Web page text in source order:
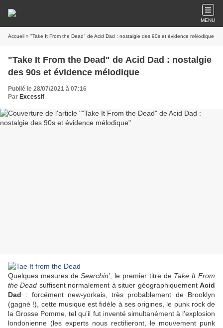
MENU
Accueil » "Take It From the Dead" de Acid Dad : nostalgie des 90s et évidence mélodique
"Take It From the Dead" de Acid Dad : nostalgie
des 90s et évidence mélodique
Publié le 28/07/2021 à 07:16
Par Excessif
Quelques mesures deSearchin’, le premier titre de Take It From
the Dead suffisent normalement à situer géographiquementAcid
Dad : forcément new-yorkais, très probablement de Brooklyn
(gagné !), cette musique est fidèle à ses origines, le punk rock de
la Grosse Pomme, tel qu’il fut inventé simultanément à l’explosion
londonienne (les experts nous rectifieront, le mouvement punk